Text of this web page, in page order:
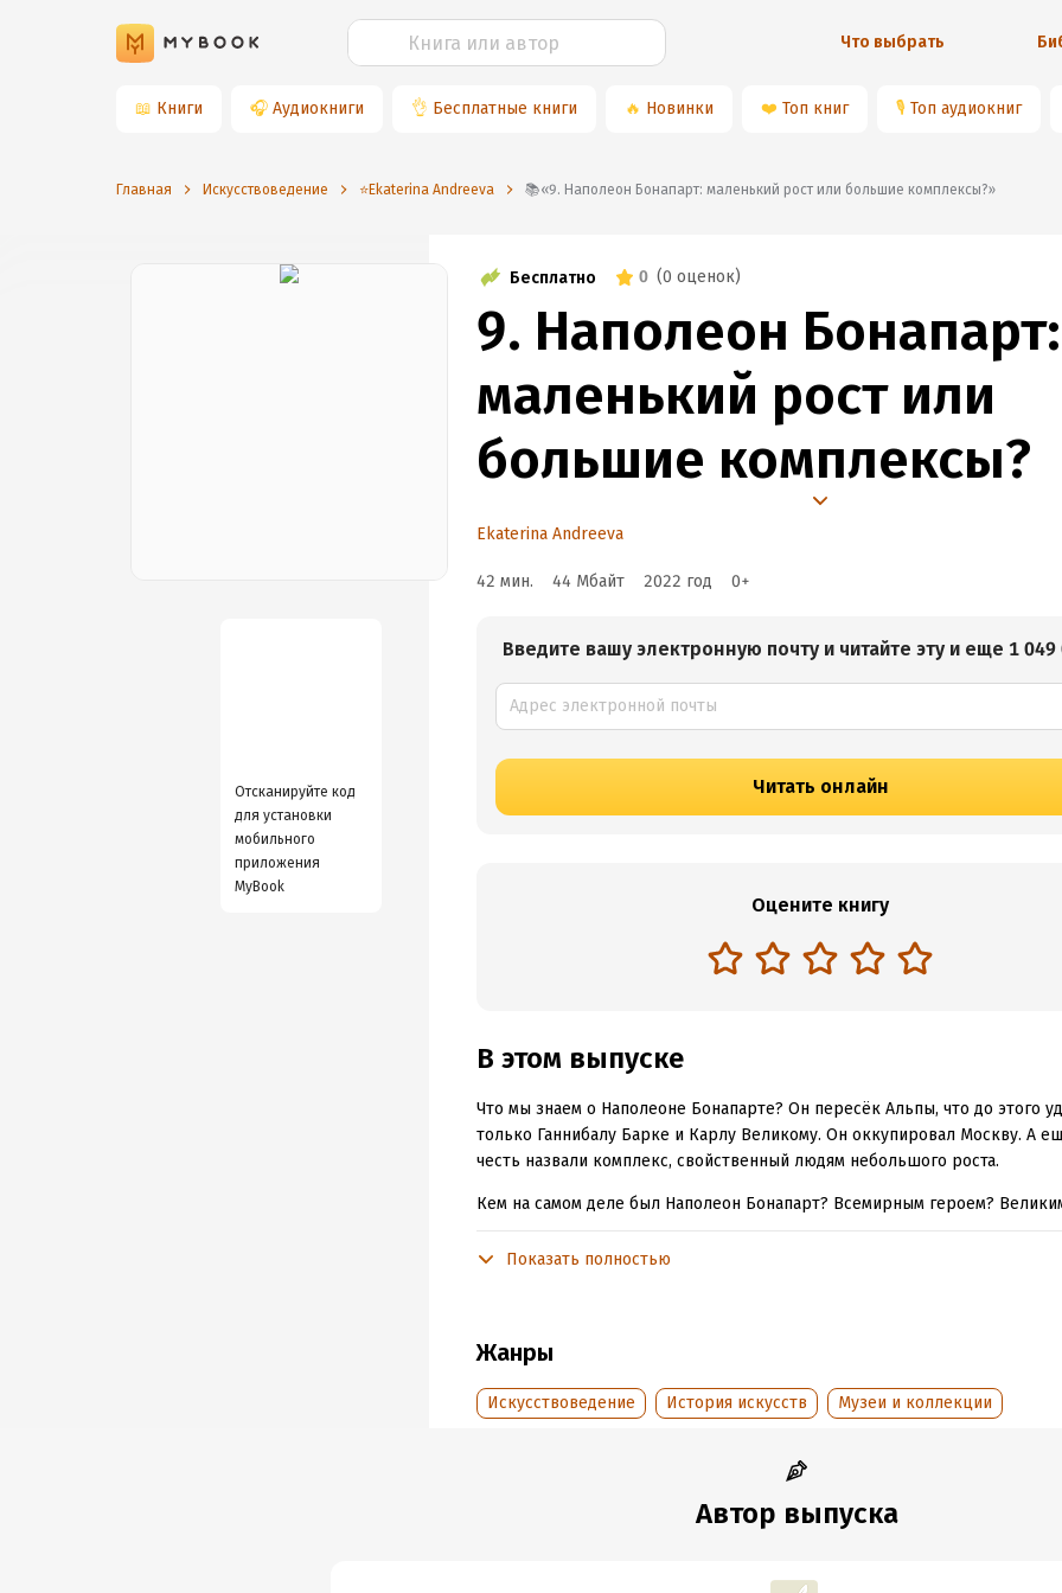
Что выбрать
📖 Книги 🎧 Аудиокниги 👌 Бесплатные книги 🔥 Новинки ❤️ Топ книг 🎙 Топ аудиокниг
Главная Искусствоведение ⭐️Ekaterina Andreeva 📚«9. Наполеон Бонапарт: маленький рост или большие комплексы?»
Отсканируйте код
для установки
мобильного
приложения
MyBook
Бесплатно 0 (0 оценок)
9. Наполеон Бонапарт:
маленький рост или
большие комплексы?
Ekaterina Andreeva
42 мин. 44 Мбайт 2022 год 0+
Введите вашу электронную почту и читайте эту и еще 1 049
Читать онлайн
Оцените книгу
В этом выпуске
Что мы знаем о Наполеоне Бонапарте? Он пересёк Альпы, что до этого
только Ганнибалу Барке и Карлу Великому. Он оккупировал Москву. А
честь назвали комплекс, свойственный людям небольшого роста.
Кем на самом деле был Наполеон Бонапарт? Всемирным героем?
Великого? Что и когда пошло не так?
Специально для этого мы подготовили пост в нашем Telegram-канале,
Показать полностью
Жанры
Искусствоведение История искусств Музеи и коллекции
Автор выпуска